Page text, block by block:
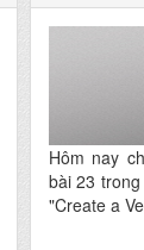
Hôm nay
bài 23
"Create a